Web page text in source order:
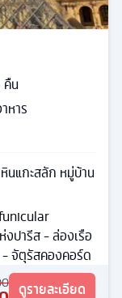
คืน
หาร
แกะสลัก หมู่บ้าน
ปารีส - ล่องเรือ
- จัตุรัสคองคอร์ด
ดูรายละเอียด